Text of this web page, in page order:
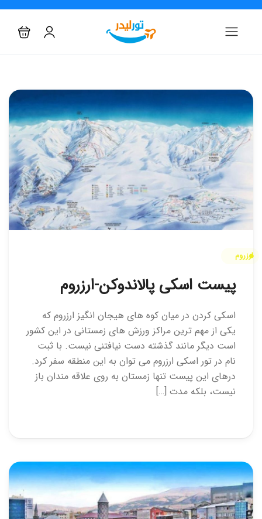
ارزروم
پیست اسکی پالاندوکن-ارزروم
اسکی کردن در میان کوه های هیجان انگیز ارزروم که
یکی از مهم ترین مراکز ورزش های زمستانی در این کشور
است دیگر مانند گذشته دست نیافتنی نیست. با ثبت
نام در تور اسکی ارزروم می توان به این منطقه سفر کرد.
درهای این پیست تنها زمستان به روی علاقه مندان باز
نیست، بلکه مدت […]